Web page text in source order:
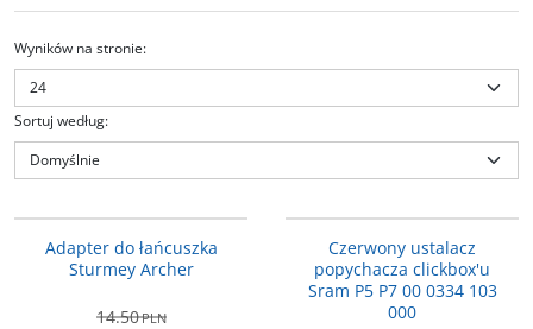
Wyników na stronie:
Sortuj według:
Adapter do łańcuszka
Sturmey Archer
14.50PLN
Czerwony ustalacz
popychacza clickbox'u
Sram P5 P7 00 0334 103
000